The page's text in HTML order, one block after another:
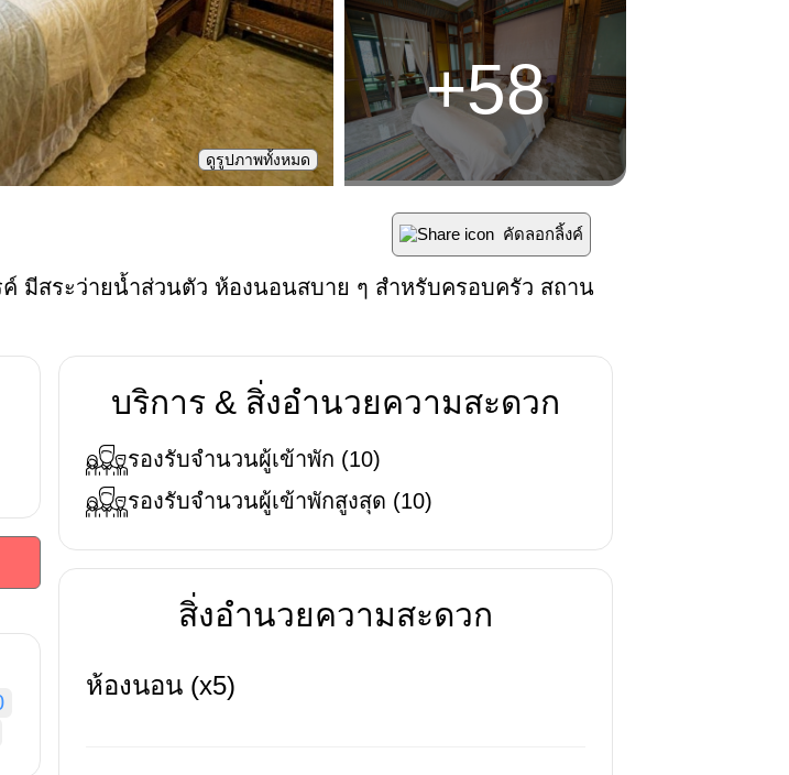
ดูรูปภาพทั้งหมด
+58
คัดลอกลิ้งค์
มีสระว่ายน้ำส่วนตัว ห้องนอนสบาย ๆ สำหรับครอบครัว สถาน
บริการ & สิ่งอำนวยความสะดวก
รองรับจำนวนผู้เข้าพัก (10)
รองรับจำนวนผู้เข้าพักสูงสุด (10)
สิ่งอำนวยความสะดวก
ห้องนอน (x5)